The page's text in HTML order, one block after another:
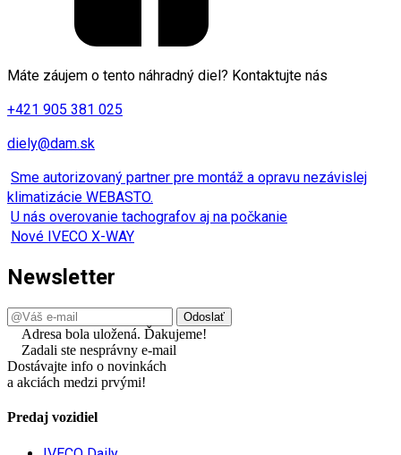
Máte záujem o tento náhradný diel? Kontaktujte nás
+421 905 381 025
diely@dam.sk
Sme autorizovaný partner pre montáž a opravu nezávislej
klimatizácie WEBASTO.
U nás overovanie tachografov aj na počkanie
Nové IVECO X-WAY
Newsletter
Adresa bola uložená. Ďakujeme!
Zadali ste nesprávny e-mail
Dostávajte info o novinkách
a akciách medzi prvými!
Predaj vozidiel